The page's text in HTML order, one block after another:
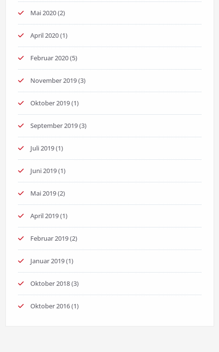
Mai 2020(2)
April 2020(1)
Februar 2020(5)
November 2019(3)
Oktober 2019(1)
September 2019(3)
Juli 2019(1)
Juni 2019(1)
Mai 2019(2)
April 2019(1)
Februar 2019(2)
Januar 2019(1)
Oktober 2018(3)
Oktober 2016(1)